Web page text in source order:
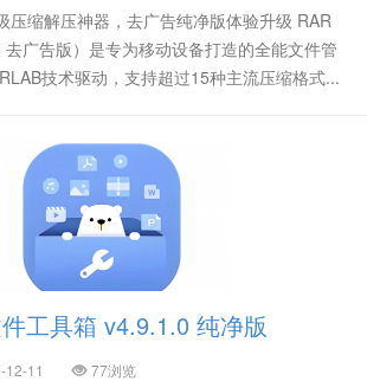
压缩解压神器，去广告纯净版体验升级 RAR
广告版）是专为移动设备打造的全能文件管
技术驱动，支持超过15种主流压缩格式...
工具箱 v4.9.1.0 纯净版
12-11 77浏览